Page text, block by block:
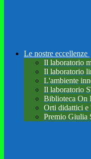
Le nostre eccellenze
Il laboratorio
Il laboratorio
L'ambiente
Il laboratorio
Biblioteca On
Orti didattici e
Premio Giulia